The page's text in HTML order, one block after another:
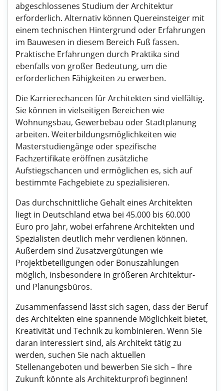
abgeschlossenes Studium der Architektur
erforderlich. Alternativ können Quereinsteiger mit
einem technischen Hintergrund oder Erfahrungen
im Bauwesen in diesem Bereich Fuß fassen.
Praktische Erfahrungen durch Praktika sind
ebenfalls von großer Bedeutung, um die
erforderlichen Fähigkeiten zu erwerben.
Die Karrierechancen für Architekten sind vielfältig.
Sie können in vielseitigen Bereichen wie
Wohnungsbau, Gewerbebau oder Stadtplanung
arbeiten. Weiterbildungsmöglichkeiten wie
Masterstudiengänge oder spezifische
Fachzertifikate eröffnen zusätzliche
Aufstiegschancen und ermöglichen es, sich auf
bestimmte Fachgebiete zu spezialisieren.
Das durchschnittliche Gehalt eines Architekten
liegt in Deutschland etwa bei 45.000 bis 60.000
Euro pro Jahr, wobei erfahrene Architekten und
Spezialisten deutlich mehr verdienen können.
Außerdem sind Zusatzvergütungen wie
Projektbeteiligungen oder Bonuszahlungen
möglich, insbesondere in größeren Architektur-
und Planungsbüros.
Zusammenfassend lässt sich sagen, dass der Beruf
des Architekten eine spannende Möglichkeit bietet,
Kreativität und Technik zu kombinieren. Wenn Sie
daran interessiert sind, als Architekt tätig zu
werden, suchen Sie nach aktuellen
Stellenangeboten und bewerben Sie sich – Ihre
Zukunft könnte als Architekturprofi beginnen!